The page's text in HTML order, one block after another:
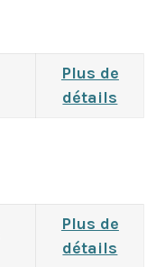
Plus de
détails
Plus de
détails